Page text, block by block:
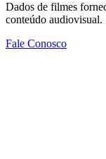
Dados de filmes
conteúdo audiovisual.
Fale Conosco